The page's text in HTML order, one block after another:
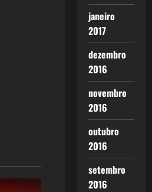
janeiro
2017
dezembro
2016
novembro
2016
outubro
2016
setembro
2016